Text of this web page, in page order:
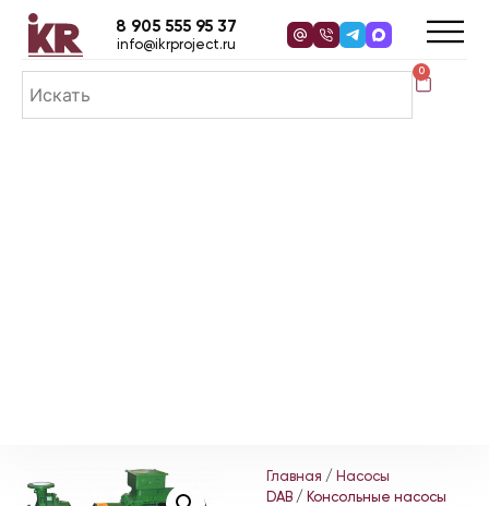
0
8 905 555 95 37
info@ikrproject.ru
Главная / Насосы
DAB / Консольные насосы